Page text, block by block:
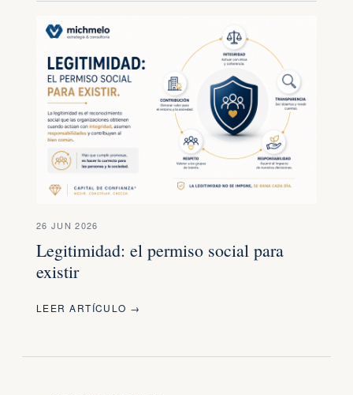
26 JUN 2026
Legitimidad: el permiso social para
existir
LEER ARTÍCULO →